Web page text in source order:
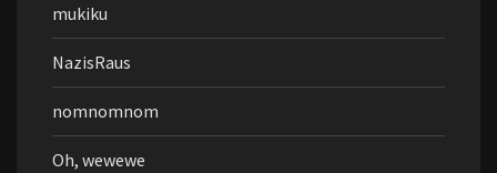
mukiku
NazisRaus
nomnomnom
Oh, wewewe